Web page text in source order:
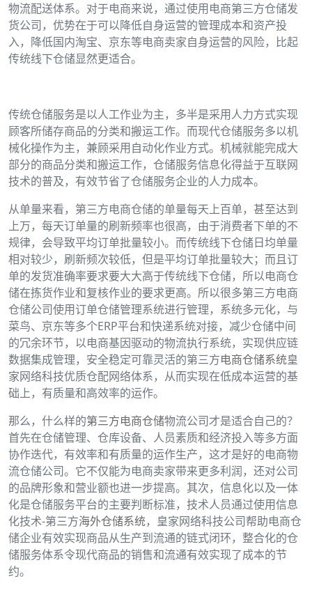
物流配送体系。对于电商来说，通过使用电商第三方仓储发
货公司，优势在于可以降低自身运营的管理成本和资产投
入，降低国内淘宝、京东等电商卖家自身运营的风险，比起
传统线下仓储显然更适合。
传统仓储服务是以人工作业为主，多半是采用人力方式实现
顾客所储存商品的分类和搬运工作。而现代仓储服务多以机
械化操作为主，兼顾采用自动化作业方式。机械就能完成大
部分的商品分类和搬运工作，仓储服务信息化得益于互联网
技术的普及，有效节省了仓储服务企业的人力成本。
从单量来看，第三方电商仓储的单量每天上百单，甚至达到
上万，每天订单量的刷新频率也很高，由于消费者下单的不
规律，会导致平均订单批量较小。而传统线下仓储日均单量
相对较少，刷新频次较低，但是平均订单批量较大；而且订
单的发货准确率要求要大大高于传统线下仓储，所以电商仓
储在拣货作业和复核作业的要求更高。所以很多第三方电商
仓储公司使用订单仓储管理系统进行管理，系统多元化，与
菜鸟、京东等多个ERP平台和快递系统对接，减少仓储中间
的冗余环节，以电商基因驱动的物流执行系统，实现供应链
数据集成管理，安全稳定可靠灵活的第三方电商仓储系统皇
家网络科技优质仓配网络体系，从而实现在低成本运营的基
础上，有质量和高效率的运作。
那么，什么样的第三方电商仓储物流公司才是适合自己的？
首先在仓储管理、仓库设备、人员素质和经济投入等多方面
协作迭代，有效率和有质量的运作生产，这才是好的电商物
流仓储公司。它不仅能为电商卖家带来更多利润，还对公司
的品牌形象和营业额也进一步提高。其次，信息化以及一体
化是仓储服务平台的主要判断标准，技术人员通过使用信息
化技术-第三方海外仓储系统，皇家网络科技公司帮助电商仓
储企业有效实现商品从生产到流通的链式闭环，整合化的仓
储服务体系令现代商品的销售和流通有效实现了成本的节
约。